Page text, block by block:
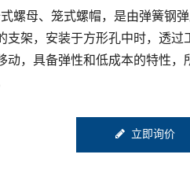
螺母、笼式螺帽，是由弹簧钢弹
支架，安装于方形孔中时，透过
动，具备弹性和低成本的特性，
立即询价